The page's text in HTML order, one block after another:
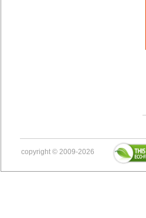
copyright © 2009-2026